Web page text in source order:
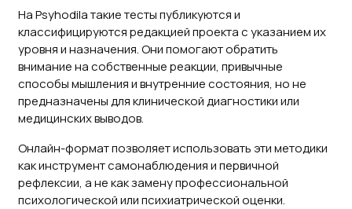
На Psyhodila такие тесты публикуются и
классифицируются редакцией проекта с указанием их
уровня и назначения. Они помогают обратить
внимание на собственные реакции, привычные
способы мышления и внутренние состояния, но не
предназначены для клинической диагностики или
медицинских выводов.
Онлайн-формат позволяет использовать эти методики
как инструмент самонаблюдения и первичной
рефлексии, а не как замену профессиональной
психологической или психиатрической оценки.